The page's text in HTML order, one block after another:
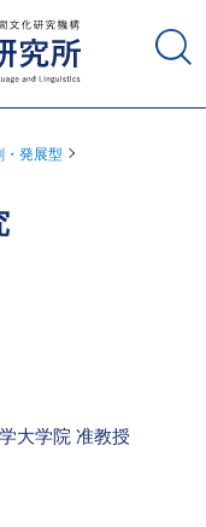
・発展型
大学院 准教授